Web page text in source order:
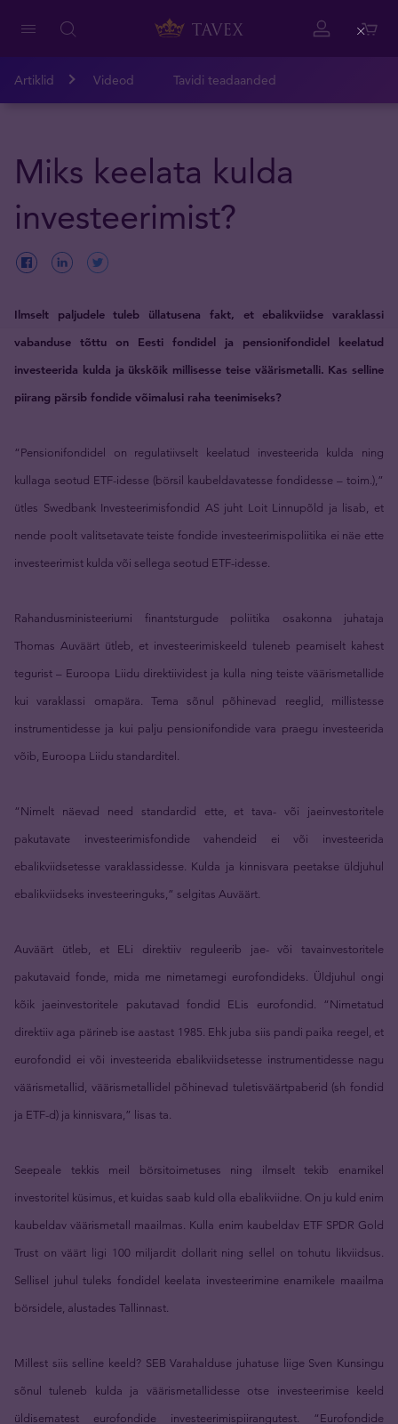
Artiklid Videod Tavidi teadaanded
Miks keelata kulda
investeerimist?
Ilmselt paljudele tuleb üllatusena fakt, et ebalikviidse varaklassi
vabanduse tõttu on Eesti fondidel ja pensionifondidel keelatud
investeerida kulda ja ükskõik millisesse teise väärismetalli. Kas selline
piirang pärsib fondide võimalusi raha teenimiseks?
“Pensionifondidel on regulatiivselt keelatud investeerida kulda ning
kullaga seotud ETF-idesse (börsil kaubeldavatesse fondidesse – toim.),”
ütles Swedbank Investeerimisfondid AS juht Loit Linnupõld ja lisab, et
nende poolt valitsetavate teiste fondide investeerimispoliitika ei näe ette
investeerimist kulda või sellega seotud ETF-idesse.
Rahandusministeeriumi finantsturgude poliitika osakonna juhataja
Thomas Auväärt ütleb, et investeerimiskeeld tuleneb peamiselt kahest
tegurist – Euroopa Liidu direktiividest ja kulla ning teiste väärismetallide
kui varaklassi omapära. Tema sõnul põhinevad reeglid, millistesse
instrumentidesse ja kui palju pensionifondide vara praegu investeerida
võib, Euroopa Liidu standarditel.
“Nimelt näevad need standardid ette, et tava- või jaeinvestoritele
pakutavate investeerimisfondide vahendeid ei või investeerida
ebalikviidsetesse varaklassidesse. Kulda ja kinnisvara peetakse üldjuhul
ebalikviidseks investeeringuks,” selgitas Auväärt.
Auväärt ütleb, et ELi direktiiv reguleerib jae- või tavainvestoritele
pakutavaid fonde, mida me nimetamegi eurofondideks. Üldjuhul ongi
kõik jaeinvestoritele pakutavad fondid ELis eurofondid. “Nimetatud
direktiiv aga pärineb ise aastast 1985. Ehk juba siis pandi paika reegel, et
eurofondid ei või investeerida ebalikviidsetesse instrumentidesse nagu
väärismetallid, väärismetallidel põhinevad tuletisväärtpaberid (sh fondid
ja ETF-d) ja kinnisvara,” lisas ta.
Seepeale tekkis meil börsitoimetuses ning ilmselt tekib enamikel
investoritel küsimus, et kuidas saab kuld olla ebalikviidne. On ju kuld enim
kaubeldav väärismetall maailmas. Kulla enim kaubeldav ETF SPDR Gold
Trust on väärt ligi 100 miljardit dollarit ning sellel on tohutu likviidsus.
Sellisel juhul tuleks fondidel keelata investeerimine enamikele maailma
börsidele, alustades Tallinnast.
Millest siis selline keeld? SEB Varahalduse juhatuse liige Sven Kunsingu
sõnul tuleneb kulda ja väärismetallidesse otse investeerimise keeld
üldisematest eurofondide investeerimispiirangutest. “Eurofondide
Close